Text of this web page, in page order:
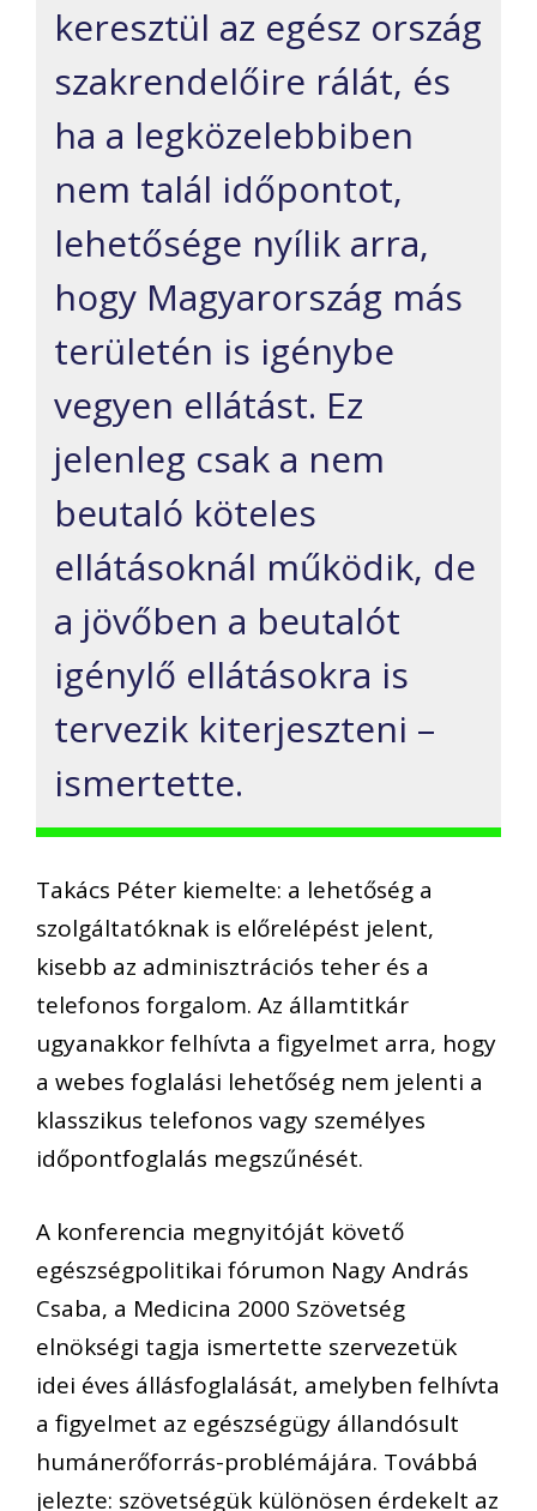
keresztül az egész ország
szakrendelőire rálát, és
ha a legközelebbiben
nem talál időpontot,
lehetősége nyílik arra,
hogy Magyarország más
területén is igénybe
vegyen ellátást. Ez
jelenleg csak a nem
beutaló köteles
ellátásoknál működik, de
a jövőben a beutalót
igénylő ellátásokra is
tervezik kiterjeszteni –
ismertette.
Takács Péter kiemelte: a lehetőség a
szolgáltatóknak is előrelépést jelent,
kisebb az adminisztrációs teher és a
telefonos forgalom. Az államtitkár
ugyanakkor felhívta a figyelmet arra, hogy
a webes foglalási lehetőség nem jelenti a
klasszikus telefonos vagy személyes
időpontfoglalás megszűnését.
A konferencia megnyitóját követő
egészségpolitikai fórumon Nagy András
Csaba, a Medicina 2000 Szövetség
elnökségi tagja ismertette szervezetük
idei éves állásfoglalását, amelyben felhívta
a figyelmet az egészségügy állandósult
humánerőforrás-problémájára. Továbbá
jelezte: szövetségük különösen érdekelt az